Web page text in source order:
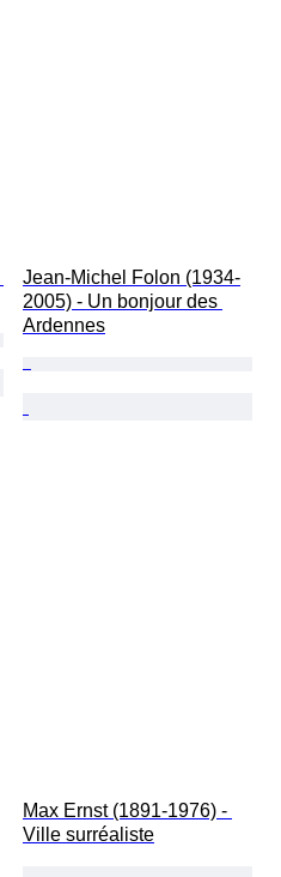
Jean-Michel Folon (1934-
2005) - Un bonjour des
Ardennes
Max Ernst (1891-1976) -
Ville surréaliste